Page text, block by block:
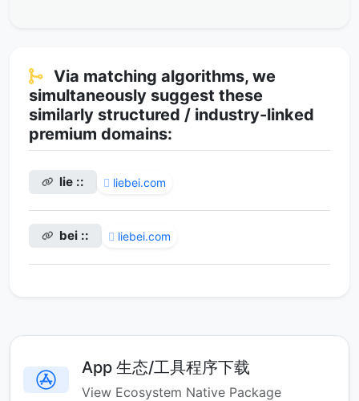
Via matching algorithms, we
simultaneously suggest these
similarly structured / industry-linked
premium domains:
lie :: liebei.com
bei :: liebei.com
App 生态/工具程序下载
View Ecosystem Native Package